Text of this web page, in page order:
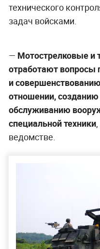
технического
задач войсками.
— Мотострелковые и
отработают вопросы
и
отношении,
обслуживанию
специальной техники
ведомстве.